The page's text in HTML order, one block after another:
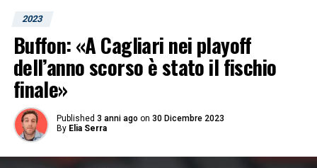
2023
Buffon: «A Cagliari nei playoff
dell’anno scorso è stato il fischio
finale»
Published 3 anni ago on 30 Dicembre 2023
By Elia Serra